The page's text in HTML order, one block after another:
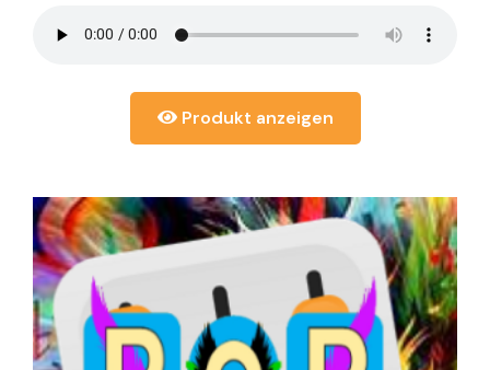
Produkt anzeigen